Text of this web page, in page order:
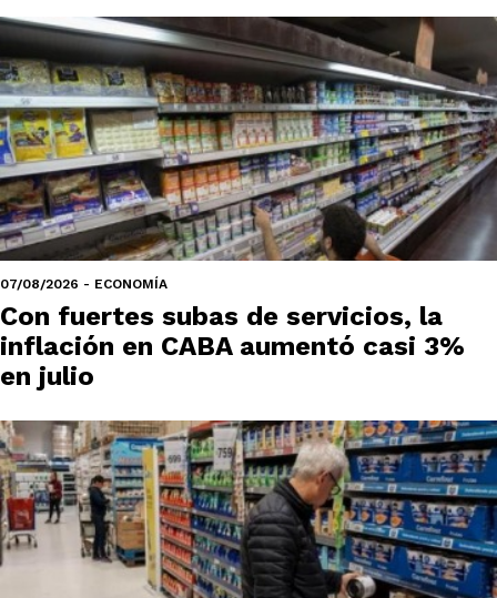
07/08/2026 - ECONOMÍA
Con fuertes subas de servicios, la
inflación en CABA aumentó casi 3%
en julio